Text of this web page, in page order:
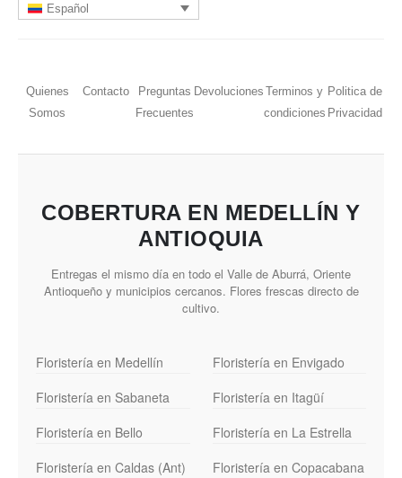
Español
Quienes
Somos
Contacto
Preguntas
Frecuentes
Devoluciones Terminos y
condiciones
Politica de
Privacidad
COBERTURA EN MEDELLÍN Y
ANTIOQUIA
Entregas el mismo día en todo el Valle de Aburrá, Oriente
Antioqueño y municipios cercanos. Flores frescas directo de
cultivo.
Floristería en Medellín
Floristería en Envigado
Floristería en Sabaneta
Floristería en Itagüí
Floristería en Bello
Floristería en La Estrella
Floristería en Caldas (Ant)
Floristería en Copacabana